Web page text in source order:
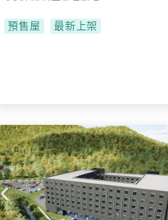
預售屋 最新上架